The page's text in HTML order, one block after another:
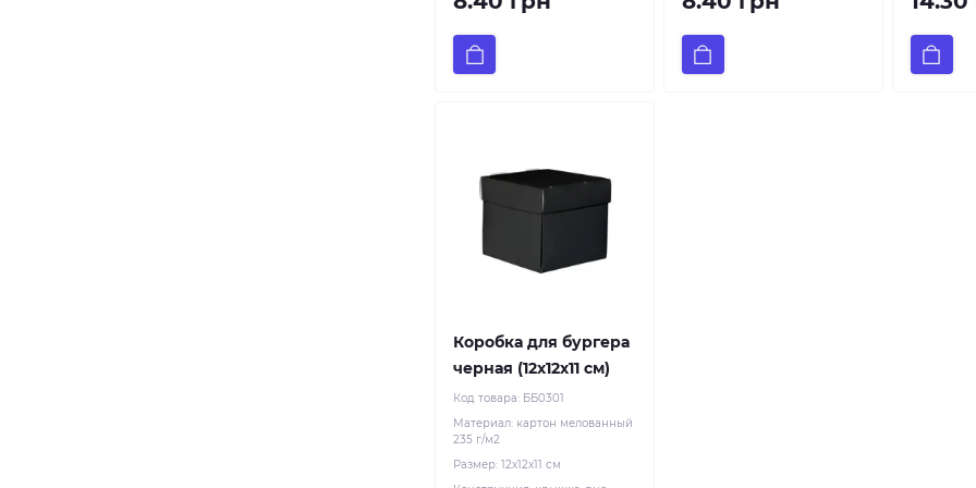
Коробка для бургера
черная (12х12х11 см)
Код товара: ББ0301
Материал: картон мелованный
235 г/м2
Размер: 12х12х11 см